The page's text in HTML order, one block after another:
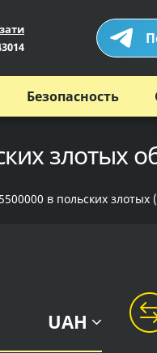
Безопасность
злотых
в польских злотых
UAH